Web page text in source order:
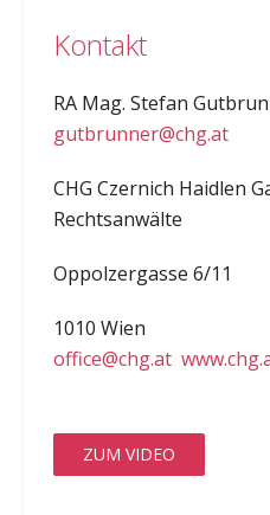
Kontakt
RA Mag. Stefan
gutbrunner@chg.at
CHG Czernich Haidlen
Rechtsanwälte
Oppolzergasse 6/11
1010 Wien
office@chg.at
ZUM VIDEO